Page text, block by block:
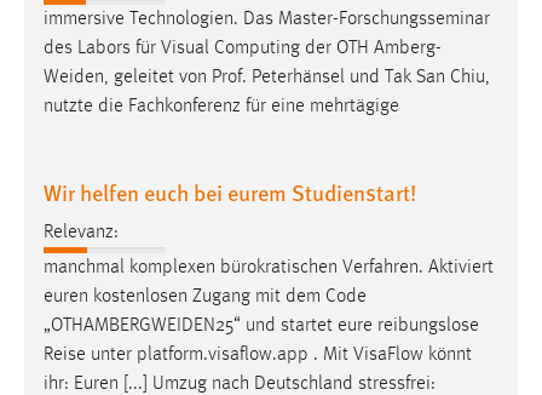
immersive Technologien. Das Master-Forschungsseminar
des Labors für Visual Computing der OTH Amberg-
Weiden, geleitet von Prof. Peterhänsel und Tak San Chiu,
nutzte die Fachkonferenz für eine mehrtägige
Wir helfen euch bei eurem Studienstart!
Relevanz:
manchmal komplexen bürokratischen Verfahren. Aktiviert
euren kostenlosen Zugang mit dem Code
„OTHAMBERGWEIDEN25“ und startet eure reibungslose
Reise unter platform.visaflow.app . Mit VisaFlow könnt
ihr: Euren [...] Umzug nach Deutschland stressfrei:
EXTERNE MEDIEN
Um Inhalte von Videoplattformen und Social Media
Plattformen anzeigen zu können, werden von diesen
externen Medien Cookies gesetzt.
Vimeo